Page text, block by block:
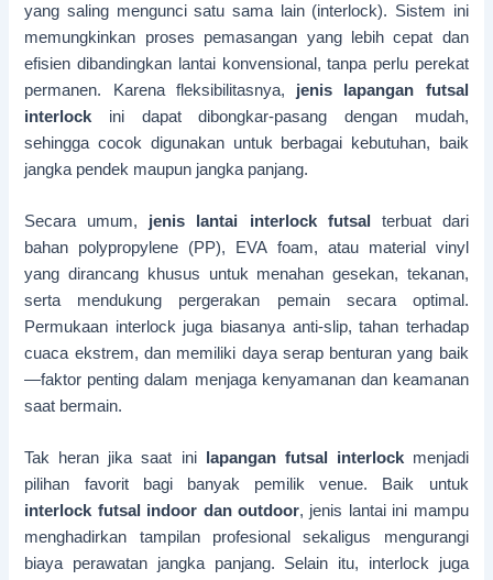
yang saling mengunci satu sama lain (interlock). Sistem ini
memungkinkan proses pemasangan yang lebih cepat dan
efisien dibandingkan lantai konvensional, tanpa perlu perekat
permanen. Karena fleksibilitasnya, jenis lapangan futsal
interlock ini dapat dibongkar-pasang dengan mudah,
sehingga cocok digunakan untuk berbagai kebutuhan, baik
jangka pendek maupun jangka panjang.
Secara umum, jenis lantai interlock futsal
terbuat dari
bahan polypropylene (PP), EVA foam, atau material vinyl
yang dirancang khusus untuk menahan gesekan, tekanan,
serta mendukung pergerakan pemain secara optimal.
Permukaan interlock juga biasanya anti-slip, tahan terhadap
cuaca ekstrem, dan memiliki daya serap benturan yang baik
—faktor penting dalam menjaga kenyamanan dan keamanan
saat bermain.
Tak heran jika saat ini lapangan futsal interlockmenjadi
pilihan favorit bagi banyak pemilik venue. Baik untuk
interlock futsal indoor dan outdoor, jenis lantai ini mampu
menghadirkan tampilan profesional sekaligus mengurangi
biaya perawatan jangka panjang. Selain itu, interlock juga